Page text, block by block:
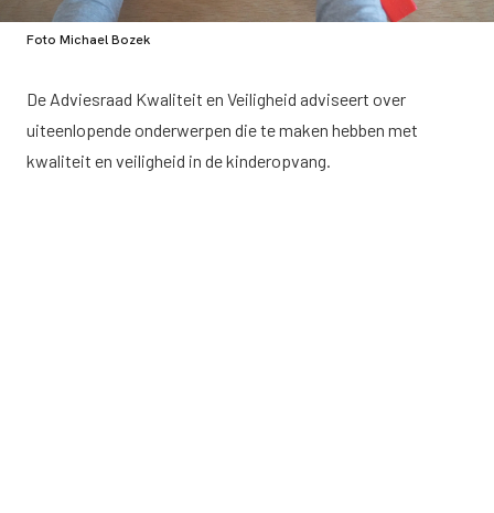
Foto Michael Bozek
De Adviesraad Kwaliteit en Veiligheid adviseert over
uiteenlopende onderwerpen die te maken hebben met
kwaliteit en veiligheid in de kinderopvang.